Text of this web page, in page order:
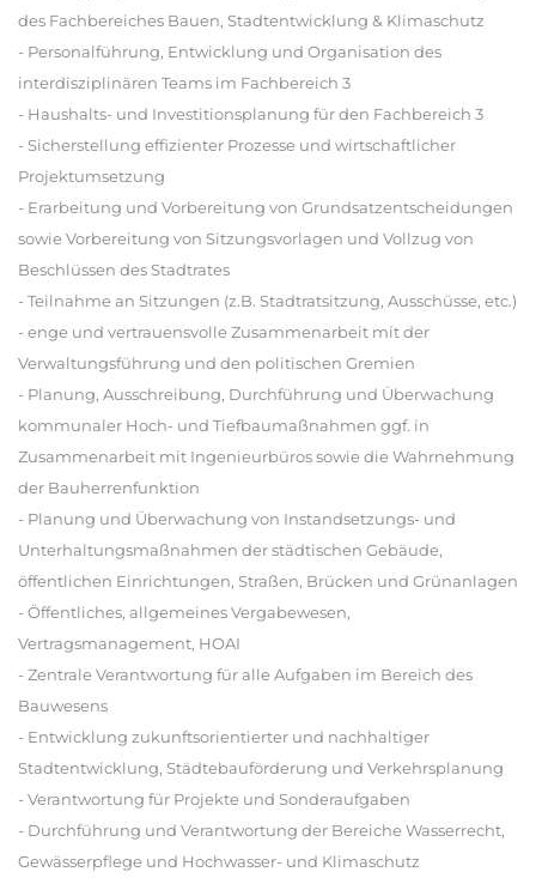
des Fachbereiches Bauen, Stadtentwicklung & Klimaschutz
- Personalführung, Entwicklung und Organisation des
interdisziplinären Teams im Fachbereich 3
- Haushalts- und Investitionsplanung für den Fachbereich 3
- Sicherstellung effizienter Prozesse und wirtschaftlicher
Projektumsetzung
- Erarbeitung und Vorbereitung von Grundsatzentscheidungen
sowie Vorbereitung von Sitzungsvorlagen und Vollzug von
Beschlüssen des Stadtrates
- Teilnahme an Sitzungen (z.B. Stadtratsitzung, Ausschüsse, etc.)
- enge und vertrauensvolle Zusammenarbeit mit der
Verwaltungsführung und den politischen Gremien
- Planung, Ausschreibung, Durchführung und Überwachung
kommunaler Hoch- und Tiefbaumaßnahmen ggf. in
Zusammenarbeit mit Ingenieurbüros sowie die Wahrnehmung
der Bauherrenfunktion
- Planung und Überwachung von Instandsetzungs- und
Unterhaltungsmaßnahmen der städtischen Gebäude,
öffentlichen Einrichtungen, Straßen, Brücken und Grünanlagen
- Öffentliches, allgemeines Vergabewesen,
Vertragsmanagement, HOAI
- Zentrale Verantwortung für alle Aufgaben im Bereich des
Bauwesens
- Entwicklung zukunftsorientierter und nachhaltiger
Stadtentwicklung, Städtebauförderung und Verkehrsplanung
- Verantwortung für Projekte und Sonderaufgaben
- Durchführung und Verantwortung der Bereiche Wasserrecht,
Gewässerpflege und Hochwasser- und Klimaschutz